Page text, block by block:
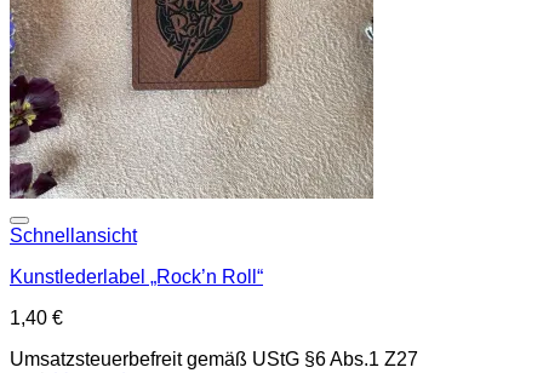
Schnellansicht
Kunstlederlabel „Rock’n Roll“
1,40 €
Umsatzsteuerbefreit gemäß UStG §6 Abs.1 Z27